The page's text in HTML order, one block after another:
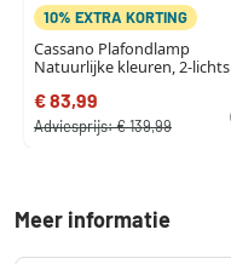
10% EXTRA KORTING
Cassano Plafondlamp
Natuurlijke kleuren, 2-lichts
€ 83,99
Adviesprijs:€ 139,99
Meer informatie